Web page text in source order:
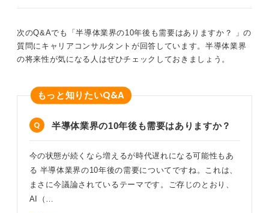
半導体の製造プロセスに関する基礎知識や、Pythonを用
いたデータ解析のスキルを学んでおくと、選考の場で他
の候補者との差別化につながります。
次のQ&Aでも「半導体業界の10年後も需要はありますか？ 」の
質問にキャリアコンサルタントが回答しています。半導体業界
の将来性が気になる人はぜひチェックしておきましょう。
もっと知りたいQ&A
半導体業界の10年後も需要はありますか？
今の状態が続くなら増えるが時代遅れになる可能性もあ
る 半導体業界の10年後の需要についてですね。これは、
まさに今議論されているテーマです。ご存じのとおり、
AI（…